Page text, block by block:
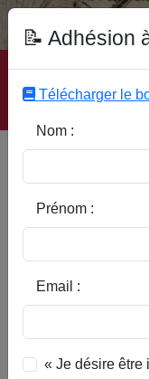
Accueil | Site
Sous-
📝 Adhésion
Télécharger le
Nom :
Prénom :
Email :
« Je désire être